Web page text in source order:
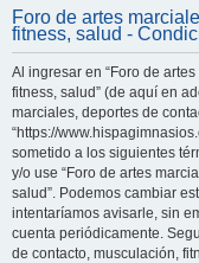
Foro de artes
fitness, salud -
Al ingresar en “Foro de
fitness, salud” (de aquí en
marciales, deportes de
“https://
sometido a los siguientes
y/o use “Foro de artes
salud”. Podemos cambiar
intentaríamos avisarle, sin
cuenta periódicamente.
de contacto, musculación,